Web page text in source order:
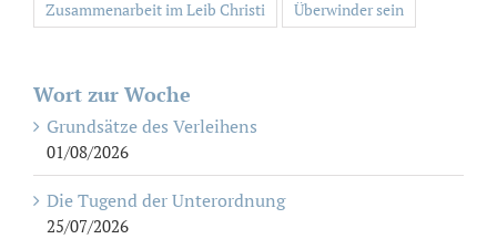
Zusammenarbeit im Leib Christi
Überwinder sein
Wort zur Woche
Grundsätze des Verleihens
01/08/2026
Die Tugend der Unterordnung
25/07/2026